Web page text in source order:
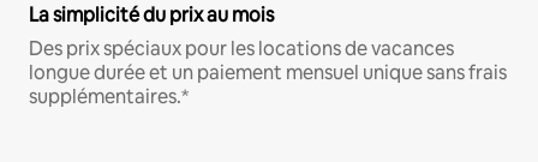
La simplicité du prix au mois
Des prix spéciaux pour les locations de vacances
longue durée et un paiement mensuel unique sans frais
supplémentaires.*